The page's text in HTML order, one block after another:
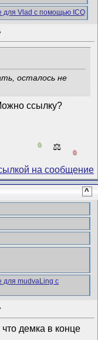
осталось не
ссылку?
0 ⚖️
0
^
демка в конце